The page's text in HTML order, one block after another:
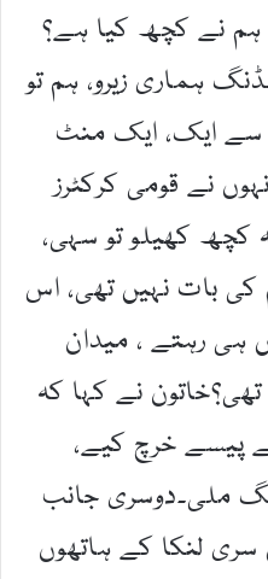
ہم نے کچھ کیا ہے؟
ہماری زیرو، ہم تو
سے ایک، ایک منٹ
نے قومی کرکٹرز
کھیلو تو سہی،
بات نہیں تھی، اس
ہی رہتے ، میدان
نے کہا کہ
پیسے خرچ کیے،
ملی۔دوسری جانب
لنکا کے ہاتھوں